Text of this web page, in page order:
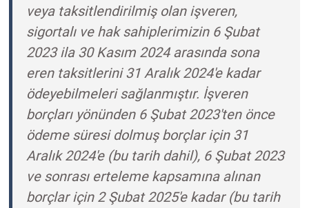
veya taksitlendirilmiş olan işveren,
sigortalı ve hak sahiplerimizin 6 Şubat
2023 ila 30 Kasım 2024 arasında sona
eren taksitlerini 31 Aralık 2024'e kadar
ödeyebilmeleri sağlanmıştır. İşveren
borçları yönünden 6 Şubat 2023'ten önce
ödeme süresi dolmuş borçlar için 31
Aralık 2024'e (bu tarih dahil), 6 Şubat 2023
ve sonrası erteleme kapsamına alınan
borçlar için 2 Şubat 2025'e kadar (bu tarih